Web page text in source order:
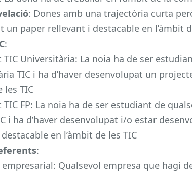
: Dones amb una trajectòria curta
un paper rellevant i destacable en l’àmbit
:
TIC Universitària: La noia ha de ser
TIC i ha d’haver desenvolupat un
les TIC
TIC FP: La noia ha de ser estudiant de
i ha d’haver desenvolupat i/o estar
en l’àmbit de les TIC
:
Qualsevol empresa que hagi